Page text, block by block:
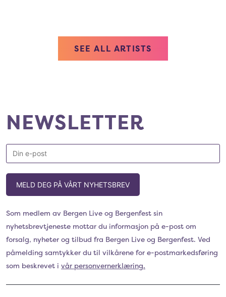
SEE ALL ARTISTS
NEWSLETTER
MELD DEG PÅ VÅRT NYHETSBREV
Som medlem av Bergen Live og Bergenfest sin
nyhetsbrevtjeneste mottar du informasjon på e-post om
forsalg, nyheter og tilbud fra Bergen Live og Bergenfest. Ved
påmelding samtykker du til vilkårene for e-postmarkedsføring
som beskrevet i vår personvernerklæring.